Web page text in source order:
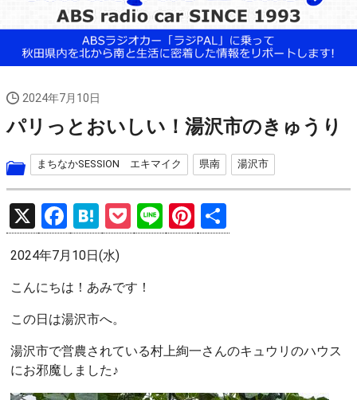
2024年7月10日
パリっとおいしい！湯沢市のきゅうり
まちなかSESSION エキマイク 県南 湯沢市
X
F
a
ce
b
o
o
k
H
at
e
n
a
P
o
et
Li
n
Pi
nt 有
2024年7月10日(水)
こんにちは！あみです！
この日は湯沢市へ。
湯沢市で営農されている村上絢一さんのキュウリのハウス
にお邪魔しました♪